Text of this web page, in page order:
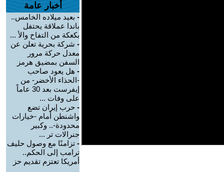
أخبار عامة
- بعيد ميلاده الخامس..
باندا عملاقة يحتفل
بكعكة من التفاح والأ ...
- شركة بحرية تعلن عن
معدل حركة مرور
السفن بمضيق هرمز
- هل يعود صاحب
-الحذاء الأخضر- من
إيفرست بعد 30 عاماً
على وفات ...
- حرب إيران تضع
واشنطن أمام -خيارات
محدودة-.. وكبير
جنرالات تر ...
- تزامنًا مع وصول حليف
ترامب إلى الحكم..
أمريكا تعتزم تقديم حز
...